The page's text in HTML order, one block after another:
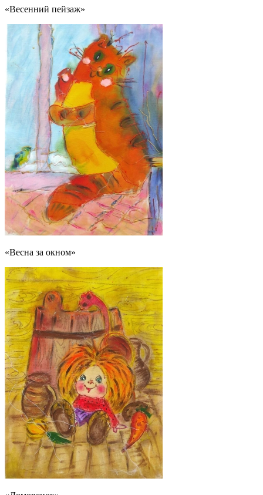
«Весенний пейзаж»
«Весна за окном»